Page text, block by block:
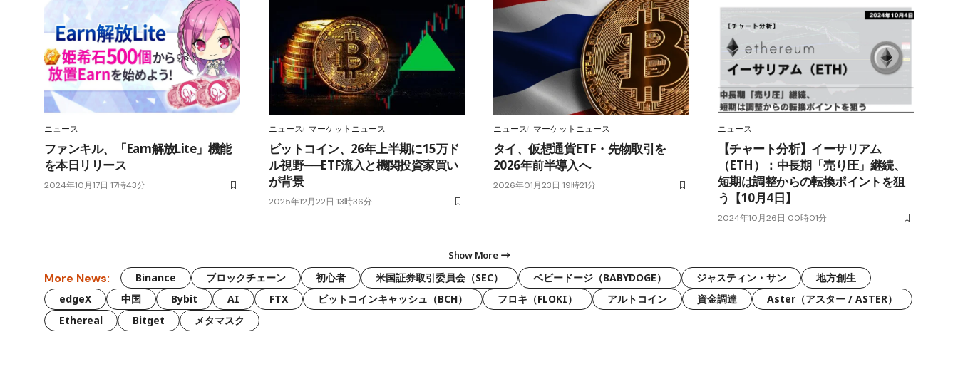
ニュース
ファンキル、「Earn解放Lite」機能
を本日リリース
2024年10月17日 17時43分
ニュース マーケットニュース
ビットコイン、26年上半期に15万ド
ル視野──ETF流入と機関投資家買い
が背景
2025年12月22日 13時36分
ニュース マーケットニュース
タイ、仮想通貨ETF・先物取引を
2026年前半導入へ
2026年01月23日 19時21分
ニュース
【チャート分析】イーサリアム
（ETH）：中長期「売り圧」継続、
短期は調整からの転換ポイントを狙
う【10月4日】
2024年10月26日 00時01分
Show More
More News: Binance ブロックチェーン 初心者 米国証券取引委員会（SEC） ベビードージ（BABYDOGE） ジャスティン・サン
地方創生
edgeX
中国 Bybit AI FTX ビットコインキャッシュ（BCH） フロキ（FLOKI） アルトコイン 資金調達
Aster（アスター / ASTER）
Ethereal
Bitget メタマスク